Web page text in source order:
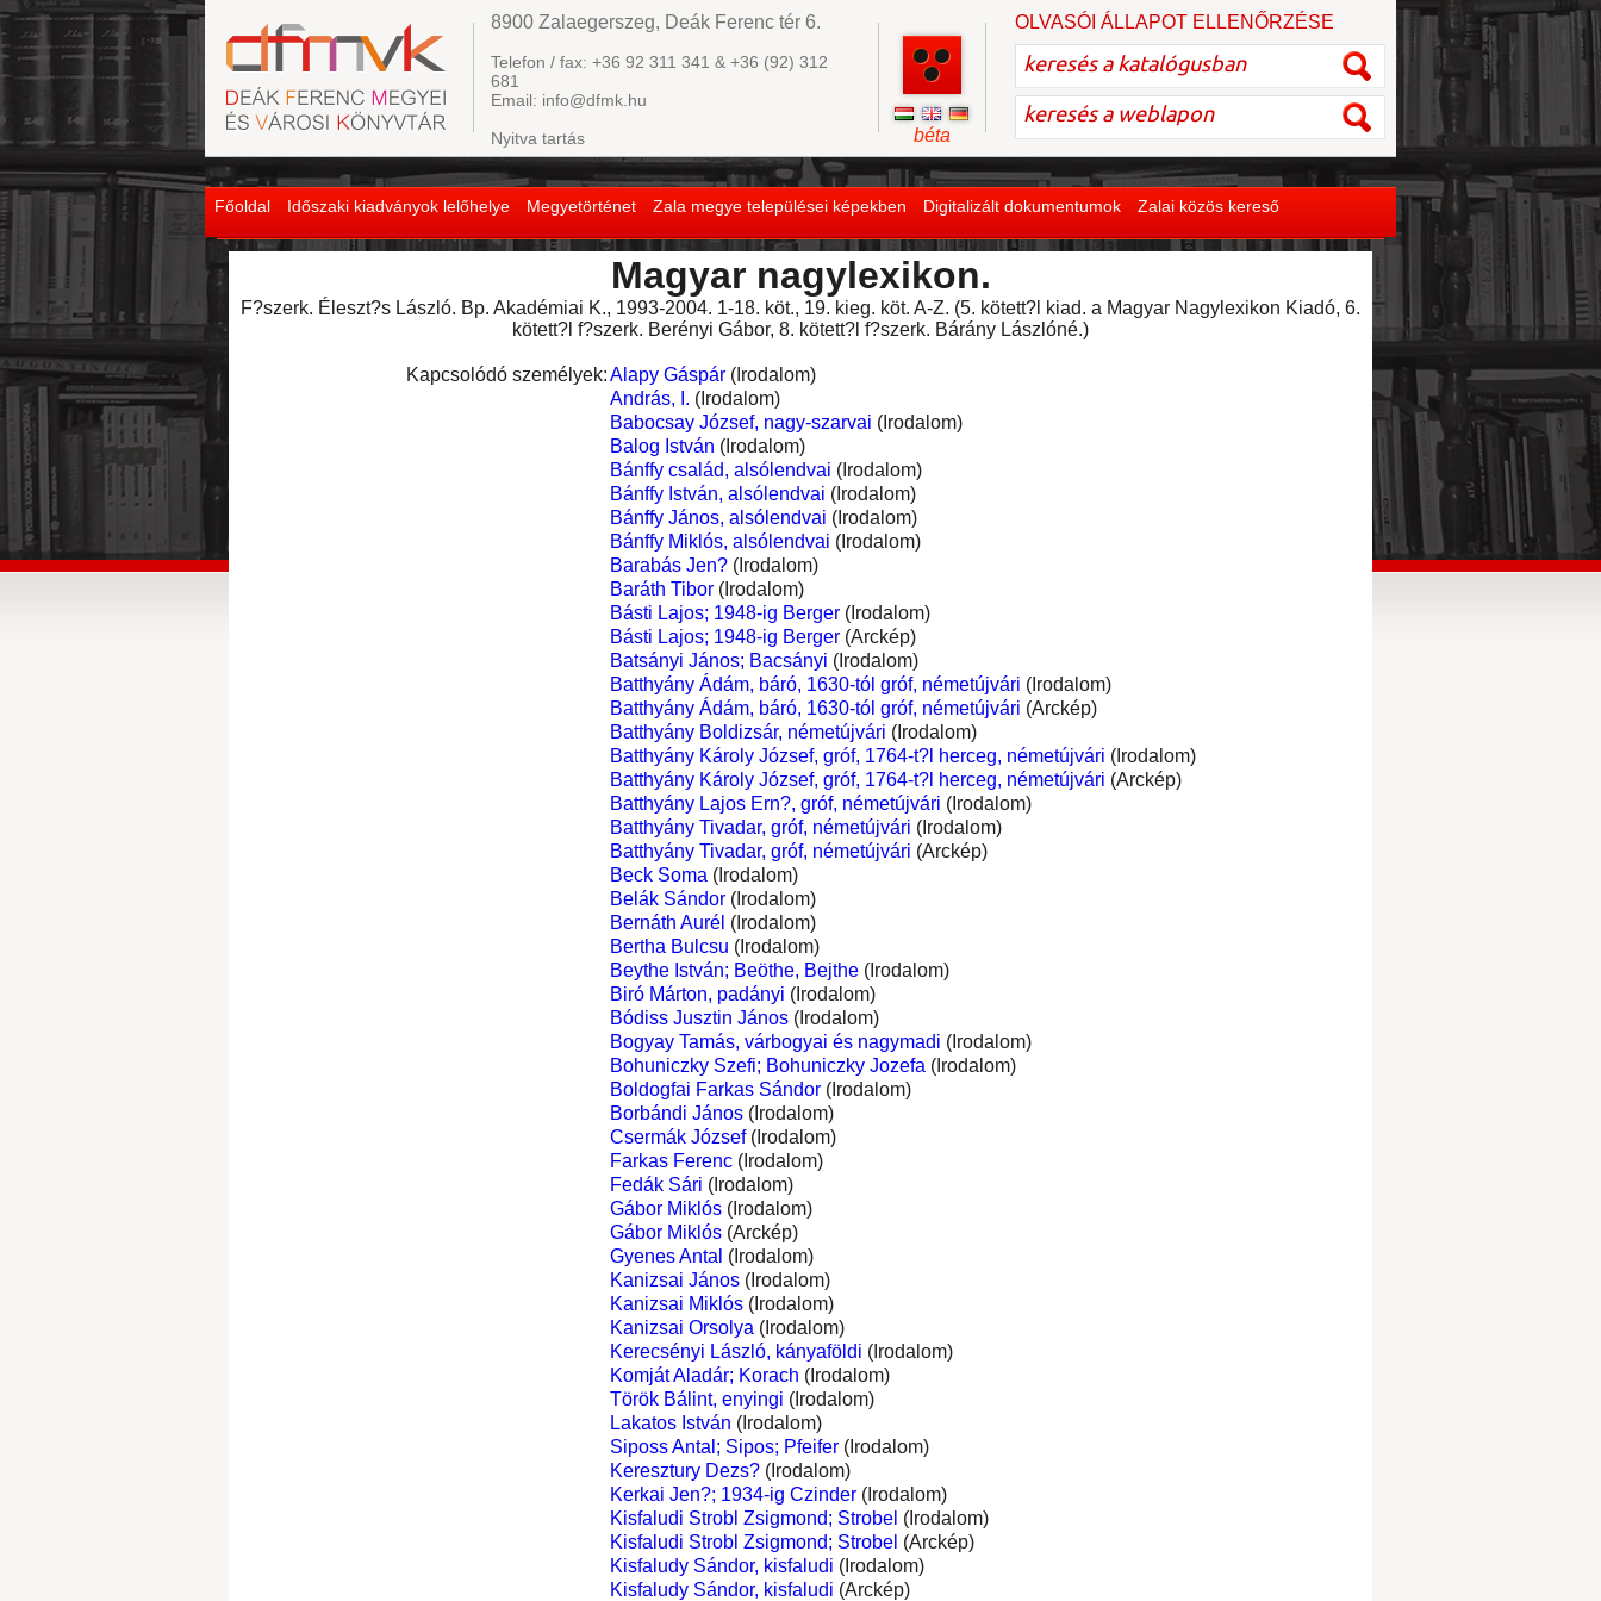
Főoldal Időszaki kiadványok lelőhelye Megyetörténet Zala megye települései képekben Digitalizált dokumentumok Zalai közös kereső
8900 Zalaegerszeg, Deák Ferenc tér 6.
Telefon / fax: +36 92 311 341 & +36 (92) 312
681
Email: info@dfmk.hu
Nyitva tartás
béta
OLVASÓI ÁLLAPOT ELLENŐRZÉSE
Magyar nagylexikon.
F?szerk. Éleszt?s László. Bp. Akadémiai K., 1993-2004. 1-18. köt., 19. kieg. köt. A-Z. (5. kötett?l kiad. a Ma­gyar Nagylexikon Kiadó, 6.
kötett?l f?szerk. Berényi Gábor, 8. kö­tett?l f?szerk. Bárány Lászlóné.)
Kapcsolódó személyek:Alapy Gáspár(Irodalom)
András, I. (Irodalom)
Babocsay József, nagy-szarvai (Irodalom)
Balog István (Irodalom)
Bánffy család, alsólendvai (Irodalom)
Bánffy István, alsólendvai (Irodalom)
Bánffy János, alsólendvai (Irodalom)
Bánffy Miklós, alsólendvai (Irodalom)
Barabás Jen?(Irodalom)
Baráth Tibor(Irodalom)
Básti Lajos; 1948-ig Berger(Irodalom)
Básti Lajos; 1948-ig Berger(Arckép)
Batsányi János; Bacsányi (Irodalom)
Batthyány Ádám, báró, 1630-tól gróf, németújvári (Irodalom)
Batthyány Ádám, báró, 1630-tól gróf, németújvári (Arckép)
Batthyány Boldizsár, németújvári (Irodalom)
Batthyány Károly József, gróf, 1764-t?l herceg, németújvári (Irodalom)
Batthyány Károly József, gróf, 1764-t?l herceg, németújvári (Arckép)
Batthyány Lajos Ern?, gróf, németújvári (Irodalom)
Batthyány Tivadar, gróf, németújvári (Irodalom)
Batthyány Tivadar, gróf, németújvári (Arckép)
Beck Soma (Irodalom)
Belák Sándor(Irodalom)
Bernáth Aurél (Irodalom)
Bertha Bulcsu (Irodalom)
Beythe István; Beöthe, Bejthe(Irodalom)
Biró Márton, padányi (Irodalom)
Bódiss Jusztin János(Irodalom)
Bogyay Tamás, várbogyai és nagymadi (Irodalom)
Bohuniczky Szefi; Bohuniczky Jozefa (Irodalom)
Boldogfai Farkas Sándor(Irodalom)
Borbándi János(Irodalom)
Csermák József(Irodalom)
Farkas Ferenc(Irodalom)
Fedák Sári (Irodalom)
Gábor Miklós(Irodalom)
Gábor Miklós(Arckép)
Gyenes Antal (Irodalom)
Kanizsai János(Irodalom)
Kanizsai Miklós(Irodalom)
Kanizsai Orsolya (Irodalom)
Kerecsényi László, kányaföldi (Irodalom)
Komját Aladár; Korach (Irodalom)
Török Bálint, enyingi (Irodalom)
Lakatos István (Irodalom)
Siposs Antal; Sipos; Pfeifer(Irodalom)
Keresztury Dezs?(Irodalom)
Kerkai Jen?; 1934-ig Czinder(Irodalom)
Kisfaludi Strobl Zsigmond; Strobel (Irodalom)
Kisfaludi Strobl Zsigmond; Strobel (Arckép)
Kisfaludy Sándor, kisfaludi (Irodalom)
Kisfaludy Sándor, kisfaludi (Arckép)